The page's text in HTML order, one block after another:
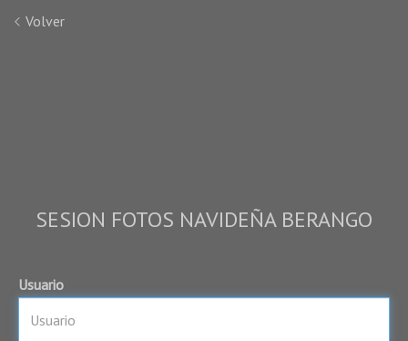
Volver
SESION FOTOS NAVIDEÑA BERANGO
Usuario